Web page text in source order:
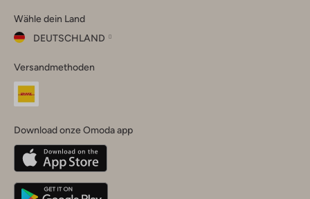
Instagram
Facebook
TikTok
Wähle dein Land
DEUTSCHLAND
dein
Land
Belgique(Français)
Deutschland
Versandmethoden
Download onze Omoda app